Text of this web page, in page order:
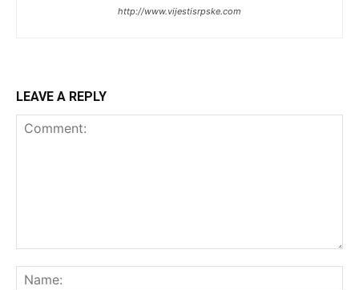
http://www.vijestisrpske.com
LEAVE A REPLY